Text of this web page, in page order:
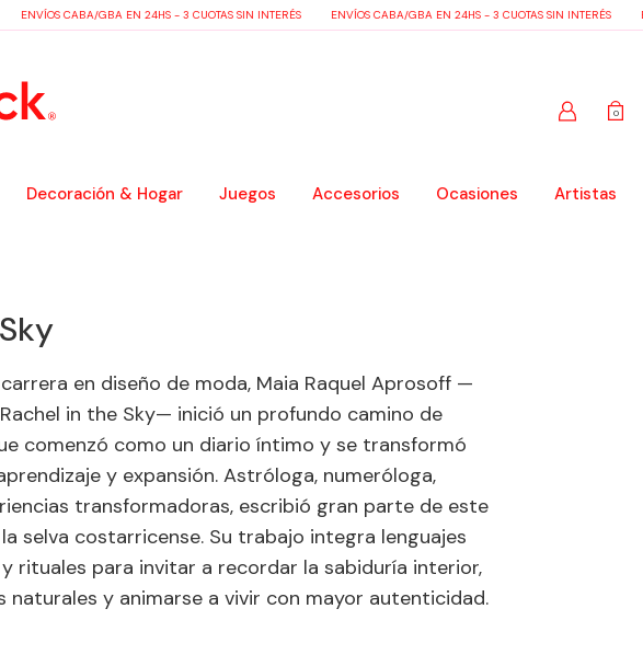
ENVÍOS CABA/GBA EN 24HS - 3 CUOTAS SIN INTERÉS ENVÍOS CABA/GBA EN 24HS - 3 CUOTAS SIN INTERÉS
0
Decoración & Hogar Juegos Accesorios Ocasiones Artistas
en diseño de moda, Maia Raquel Aprosoff —
in the Sky— inició un profundo camino de
comenzó como un diario íntimo y se transformó
y expansión. Astróloga, numeróloga,
transformadoras, escribió gran parte de este
selva costarricense. Su trabajo integra lenguajes
rituales para invitar a recordar la sabiduría interior,
naturales y animarse a vivir con mayor autenticidad.